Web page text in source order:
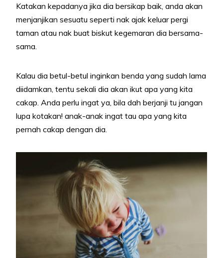
Katakan kepadanya jika dia bersikap baik, anda akan
menjanjikan sesuatu seperti nak ajak keluar pergi
taman atau nak buat biskut kegemaran dia bersama-
sama.
Kalau dia betul-betul inginkan benda yang sudah lama
diidamkan, tentu sekali dia akan ikut apa yang kita
cakap. Anda perlu ingat ya, bila dah berjanji tu jangan
lupa kotakan! anak-anak ingat tau apa yang kita
pernah cakap dengan dia.